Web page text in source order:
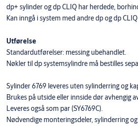
dp+ sylinder og dp CLIQ har herdede,
Kan inngå i system med andre dp og dp
Utførelse
Standardutførelser: messing ubehandlet.
Nøkler til dp systemsylindre må bestilles
Sylinder 6769 leveres uten sylinderring og
Brukes på utside eller innside dør avhengig
Leveres også som par (SY6769C).
Nødvendige monteringsdeler, sylinderring